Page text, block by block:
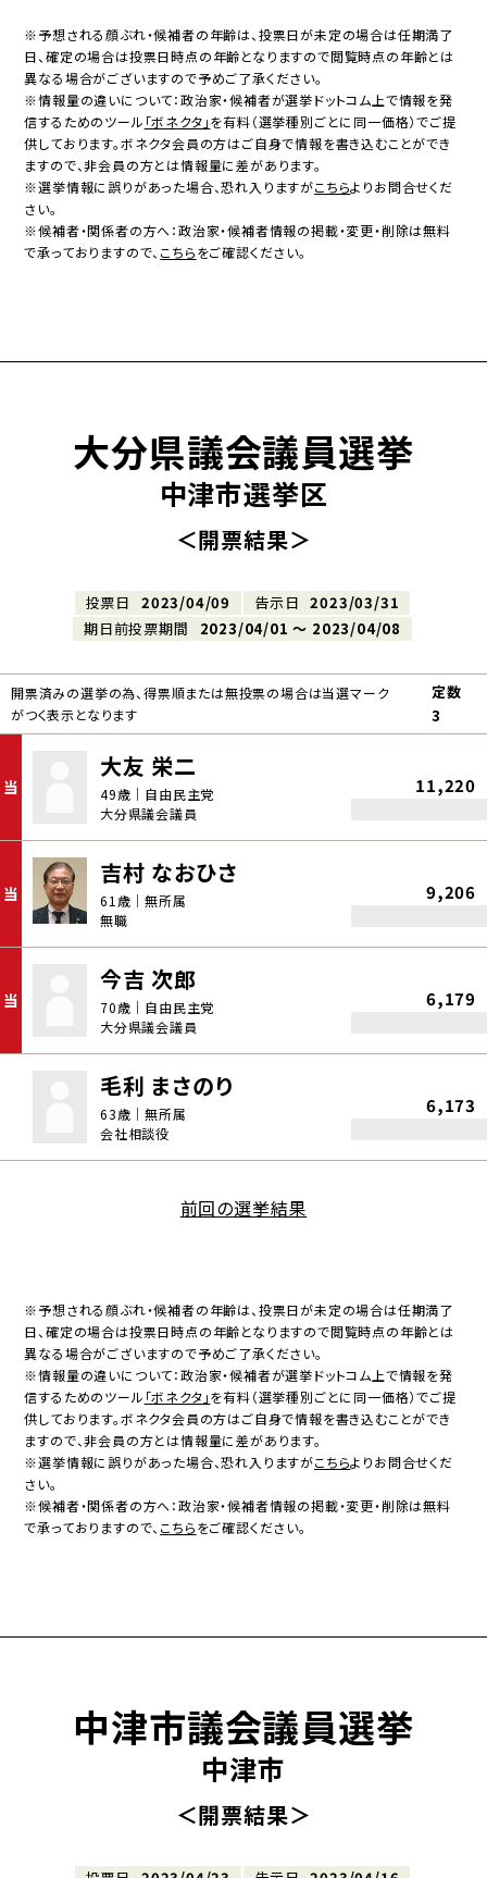
※予想される顔ぶれ・候補者の年齢は、投票日が未定の場合は任期満了
日、確定の場合は投票日時点の年齢となりますので閲覧時点の年齢とは
異なる場合がございますので予めご了承ください。
※情報量の違いについて：政治家・候補者が選挙ドットコム上で情報を発
信するためのツール 「ボネクタ」を有料（選挙種別ごとに同一価格）でご提
供しております。ボネクタ会員の方はご自身で情報を書き込むことができ
ますので、非会員の方とは情報量に差があります。
※選挙情報に誤りがあった場合、恐れ入りますがこちらよりお問合せくだ
さい。
※候補者・関係者の方へ：政治家・候補者情報の掲載・変更・削除は無料
で承っておりますので、 こちらをご確認ください。
大分県議会議員選挙
中津市選挙区
＜開票結果＞
投票日 2023/04/09 告示日
2023/03/31
期日前投票期間
2023/04/01 〜 2023/04/08
開票済みの選挙の為、得票順または無投票の場合は当選マーク
がつく表示となります
定数
3
当
大友 栄二
49歳｜自由民主党
大分県議会議員
11,220
当
吉村 なおひさ
61歳｜無所属
無職
9,206
当
今吉 次郎
70歳｜自由民主党
大分県議会議員
6,179
毛利 まさのり
63歳｜無所属
会社相談役
6,173
前回の選挙結果
※予想される顔ぶれ・候補者の年齢は、投票日が未定の場合は任期満了
日、確定の場合は投票日時点の年齢となりますので閲覧時点の年齢とは
異なる場合がございますので予めご了承ください。
※情報量の違いについて：政治家・候補者が選挙ドットコム上で情報を発
信するためのツール 「ボネクタ」を有料（選挙種別ごとに同一価格）でご提
供しております。ボネクタ会員の方はご自身で情報を書き込むことができ
ますので、非会員の方とは情報量に差があります。
※選挙情報に誤りがあった場合、恐れ入りますがこちらよりお問合せくだ
さい。
※候補者・関係者の方へ：政治家・候補者情報の掲載・変更・削除は無料
で承っておりますので、 こちらをご確認ください。
中津市議会議員選挙
中津市
＜開票結果＞